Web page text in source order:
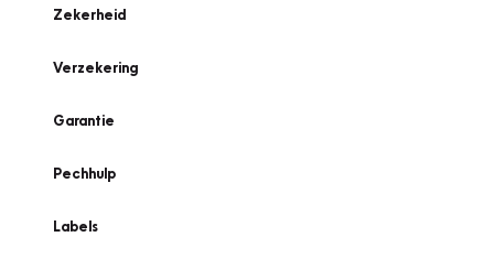
Zekerheid
Verzekering
Garantie
Pechhulp
Labels